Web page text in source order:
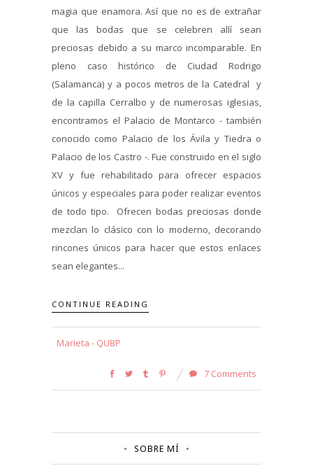
magia que enamora. Así que no es de extrañar
que las bodas que se celebren allí sean
preciosas debido a su marco incomparable. En
pleno caso histórico de Ciudad Rodrigo
(Salamanca) y a pocos metros de la Catedral y
de la capilla Cerralbo y de numerosas iglesias,
encontramos el Palacio de Montarco - también
conocido como Palacio de los Ávila y Tiedra o
Palacio de los Castro -. Fue construido en el siglo
XV y fue rehabilitado para ofrecer espacios
únicos y especiales para poder realizar eventos
de todo tipo. Ofrecen bodas preciosas donde
mezclan lo clásico con lo moderno, decorando
rincones únicos para hacer que estos enlaces
sean elegantes...
CONTINUE READING
Marieta - QUBP
7 Comments
SOBRE MÍ